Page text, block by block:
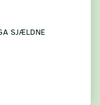
SJÆLDNE